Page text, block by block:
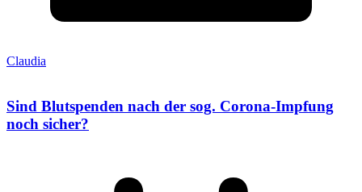
Claudia
Sind Blutspenden nach der sog. Corona-Impfung
noch sicher?